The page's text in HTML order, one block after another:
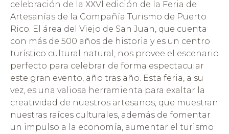
celebración de la XXVl edición de la Feria de
Artesanías de la Compañía Turismo de Puerto
Rico. El área del Viejo de San Juan, que cuenta
con más de 500 años de historia y es un centro
turístico cultural natural, nos provee el escenario
perfecto para celebrar de forma espectacular
este gran evento, año tras año. Esta feria, a su
vez, es una valiosa herramienta para exaltar la
creatividad de nuestros artesanos, que muestran
nuestras raíces culturales, además de fomentar
un impulso a la economía, aumentar el turismo